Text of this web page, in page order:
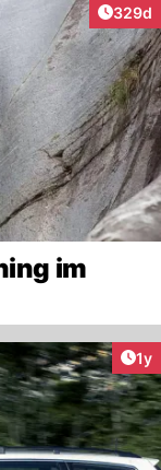
329d
im
1y